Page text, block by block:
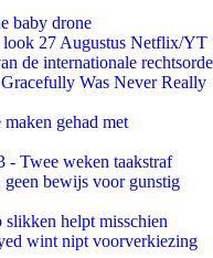
baby drone
27 Augustus Netflix/YT
de internationale rechtsorde
Was Never Really
gehad met
- Twee weken taakstraf
bewijs voor gunstig
slikken helpt misschien
wint nipt voorverkiezing